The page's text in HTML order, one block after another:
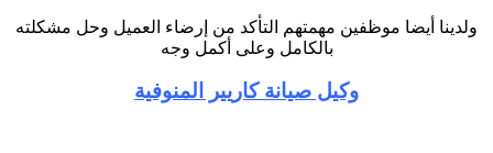
ولدينا أيضا موظفين مهمتهم التأكد من إرضاء العميل وحل مشكلته
بالكامل وعلى أكمل وجه
وكيل صيانة كاريير المنوفية